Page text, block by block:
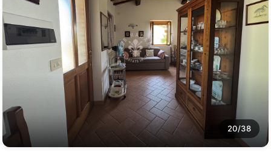
20/38